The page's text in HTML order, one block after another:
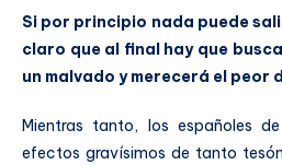
Si por principio nada puede
claro que al final hay que
un malvado y merecerá el peor
Mientras tanto, los españoles
efectos gravísimos de tanto